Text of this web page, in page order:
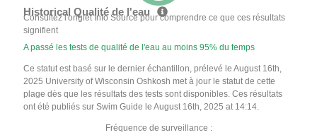
Historical Qualité de l'eau
Consultez l'onglet Info Source pour comprendre ce que ces résultats
signifient
A passé les tests de qualité de l'eau au moins 95% du temps
Ce statut est basé sur le dernier échantillon, prélevé le August 16th,
2025 University of Wisconsin Oshkosh met à jour le statut de cette
plage dès que les résultats des tests sont disponibles. Ces résultats
ont été publiés sur Swim Guide le August 16th, 2025 at 14:14.
Fréquence de surveillance :